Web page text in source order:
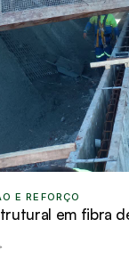
E REFORÇO
em fibra